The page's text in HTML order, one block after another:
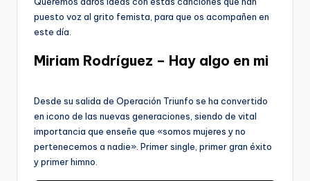
puesto voz al grito femista, para que os acompañen en
este día.
Miriam Rodríguez – Hay algo en mi
Desde su salida de Operación Triunfo se ha convertido
en icono de las nuevas generaciones, siendo de vital
importancia que enseñe que «somos mujeres y no
pertenecemos a nadie». Primer single, primer gran éxito
y primer himno.